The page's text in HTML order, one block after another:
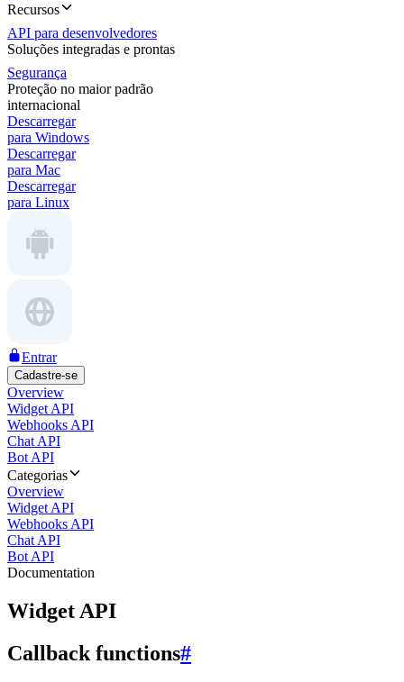
Recursos
API para desenvolvedores
Soluções integradas e prontas
Segurança
Proteção no maior padrão
internacional
Descarregar
para Windows
Descarregar
para Mac
Descarregar
para Linux
Entrar
Cadastre-se
Overview
Widget API
Webhooks API
Chat API
Bot API
Categorias
Overview
Widget API
Webhooks API
Chat API
Bot API
Documentation
Widget API
Callback functions#